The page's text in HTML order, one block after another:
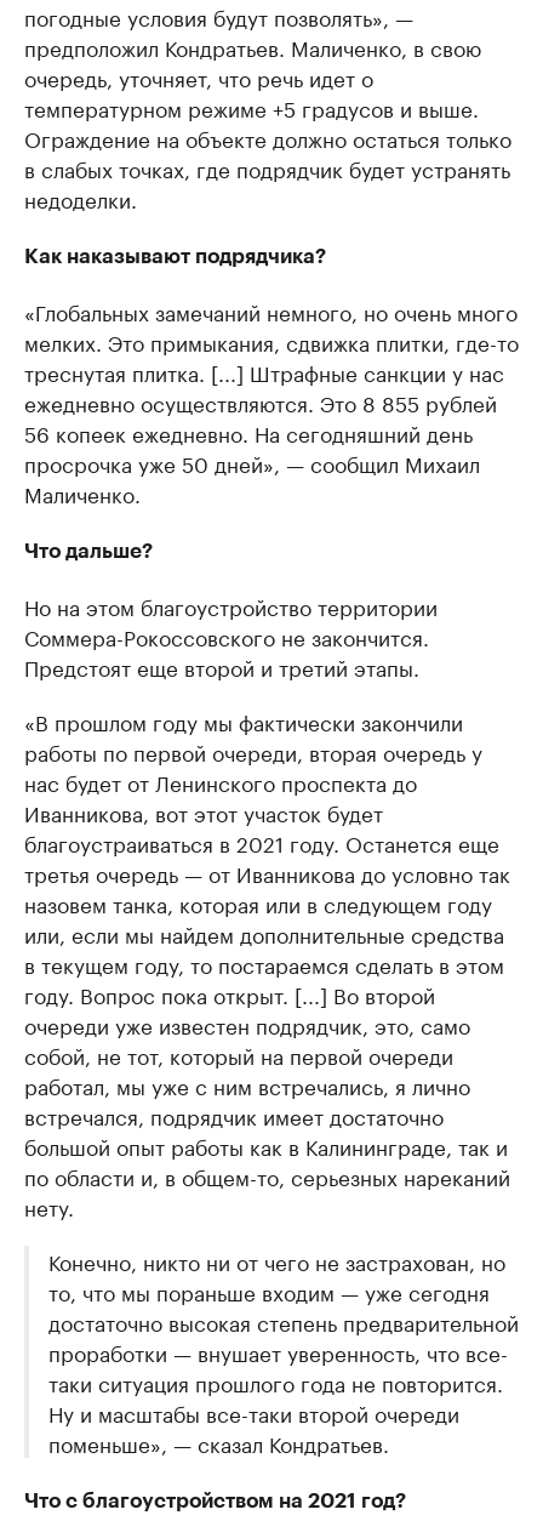
погодные условия будут позволять», —
предположил Кондратьев. Маличенко, в свою
очередь, уточняет, что речь идет о
температурном режиме +5 градусов и выше.
Ограждение на объекте должно остаться только
в слабых точках, где подрядчик будет устранять
недоделки.
Как наказывают подрядчика?
«Глобальных замечаний немного, но очень много
мелких. Это примыкания, сдвижка плитки, где-то
треснутая плитка. [...] Штрафные санкции у нас
ежедневно осуществляются. Это 8 855 рублей
56 копеек ежедневно. На сегодняшний день
просрочка уже 50 дней», — сообщил Михаил
Маличенко.
Что дальше?
Но на этом благоустройство территории
Соммера-Рокоссовского не закончится.
Предстоят еще второй и третий этапы.
«В прошлом году мы фактически закончили
работы по первой очереди, вторая очередь у
нас будет от Ленинского проспекта до
Иванникова, вот этот участок будет
благоустраиваться в 2021 году. Останется еще
третья очередь — от Иванникова до условно так
назовем танка, которая или в следующем году
или, если мы найдем дополнительные средства
в текущем году, то постараемся сделать в этом
году. Вопрос пока открыт. [...] Во второй
очереди уже известен подрядчик, это, само
собой, не тот, который на первой очереди
работал, мы уже с ним встречались, я лично
встречался, подрядчик имеет достаточно
большой опыт работы как в Калининграде, так и
по области и, в общем-то, серьезных нареканий
нету.
Конечно, никто ни от чего не застрахован, но
то, что мы пораньше входим — уже сегодня
достаточно высокая степень предварительной
проработки — внушает уверенность, что все-
таки ситуация прошлого года не повторится.
Ну и масштабы все-таки второй очереди
поменьше», — сказал Кондратьев.
Что с благоустройством на 2021 год?